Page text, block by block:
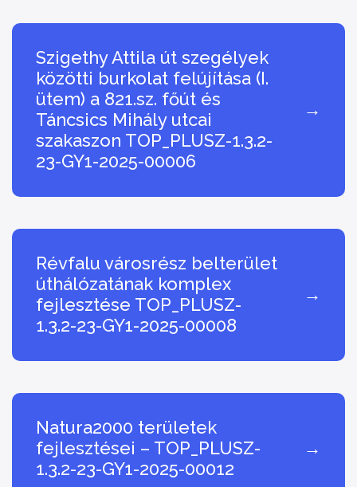
Szigethy Attila út szegélyek
közötti burkolat felújítása (I.
ütem) a 821.sz. főút és
Táncsics Mihály utcai
szakaszon TOP_PLUSZ-1.3.2-
23-GY1-2025-00006
→
Révfalu városrész belterület
úthálózatának komplex
fejlesztése TOP_PLUSZ-
1.3.2-23-GY1-2025-00008
→
Natura2000 területek
fejlesztései – TOP_PLUSZ-
1.3.2-23-GY1-2025-00012
→